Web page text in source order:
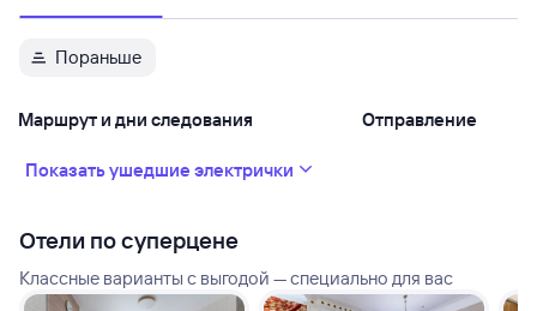
Пораньше
Маршрут и дни следования Отправление
Показать ушедшие электрички
Отели по суперцене
Классные варианты с выгодой — специально для вас